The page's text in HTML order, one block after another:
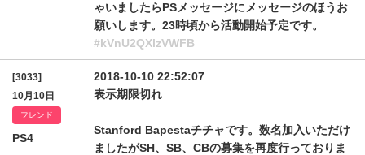
ゃいましたらPSメッセージにメッセージのほうお
願いします。23時頃から活動開始予定です。
#kVnU2QXlzVWFB
[3033]
10月10日
フレンド
PS4
2018-10-10 22:52:07
表示期限切れ
Stanford Bapestaチチャです。数名加入いただけ
ましたがSH、SB、CBの募集を再度行っておりま